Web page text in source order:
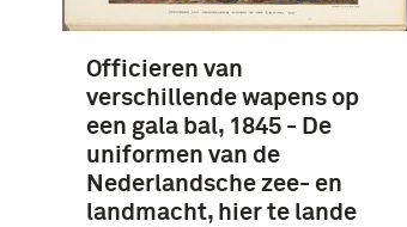
Officieren van
verschillende wapens op
een gala bal, 1845 - De
uniformen van de
Nederlandsche zee- en
landmacht, hier te lande